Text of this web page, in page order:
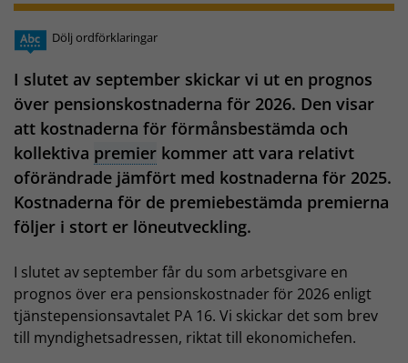
Dölj ordförklaringar
I slutet av september skickar vi ut en prognos
över pensionskostnaderna för 2026. Den visar
att kostnaderna för förmånsbestämda och
kollektiva premier kommer att vara relativt
oförändrade jämfört med kostnaderna för 2025.
Kostnaderna för de premiebestämda premierna
följer i stort er löneutveckling.
I slutet av september får du som arbetsgivare en
prognos över era pensionskostnader för 2026 enligt
tjänstepensionsavtalet PA 16. Vi skickar det som brev
till myndighetsadressen, riktat till ekonomichefen.